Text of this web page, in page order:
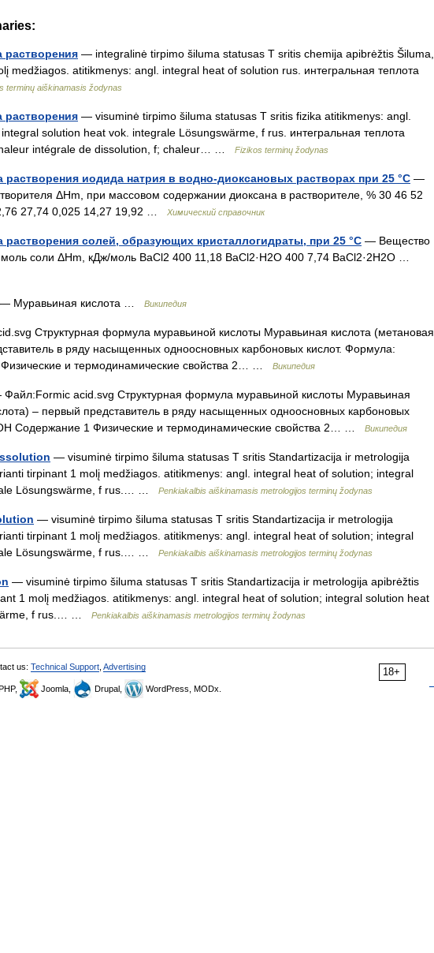
растворения — integralinė tirpimo šiluma statusas T sritis chemija apibrėžtis Šiluma,
medžiagos. atitikmenys: angl. integral heat of solution rus. интегральная теплота
terminų aiškinamasis žodynas
растворения — visuminė tirpimo šiluma statusas T sritis fizika atitikmenys: angl.
solution heat vok. integrale Lösungswärme, f rus. интегральная теплота
intégrale de dissolution, f; chaleur… …
Fizikos terminų žodynas
растворения иодида натрия в водно-диоксановых растворах при 25 °С —
ΔHm, при массовом содержании диоксана в растворителе, % 30 46 52
27,74 0,025 14,27 19,92 …
Химический справочник
растворения солей, образующих кристаллогидраты, при 25 °С — Вещество
соли ΔHm, кДж/моль BaCl2 400 11,18 BaCl2·H2O 400 7,74 BaCl2·2H2O …
— Муравьиная кислота … Википедия
Структурная формула муравьиной кислоты Муравьиная кислота (метановая
в ряду насыщенных одноосновных карбоновых кислот. Формула:
и термодинамические свойства 2… …
Википедия
acid.svg Структурная формула муравьиной кислоты Муравьиная
– первый представитель в ряду насыщенных одноосновных карбоновых
Содержание 1 Физические и термодинамические свойства 2… …
Википедия
— visuminė tirpimo šiluma statusas T sritis Standartizacija ir metrologija
tirpinant 1 molį medžiagos. atitikmenys: angl. integral heat of solution; integral
Lösungswärme, f rus.… …
Penkiakalbis aiškinamasis metrologijos terminų žodynas
— visuminė tirpimo šiluma statusas T sritis Standartizacija ir metrologija
tirpinant 1 molį medžiagos. atitikmenys: angl. integral heat of solution; integral
Lösungswärme, f rus.… …
Penkiakalbis aiškinamasis metrologijos terminų žodynas
— visuminė tirpimo šiluma statusas T sritis Standartizacija ir metrologija apibrėžtis
1 molį medžiagos. atitikmenys: angl. integral heat of solution; integral solution heat
f rus.… …
Penkiakalbis aiškinamasis metrologijos terminų žodynas
18+
us: Technical Support Advertising
Joomla, Drupal, WordPress, MODx.